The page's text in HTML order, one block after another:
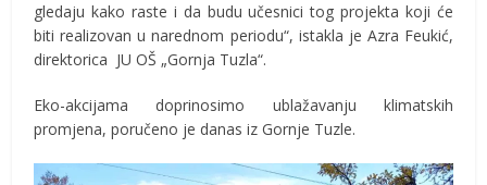
gledaju kako raste i da budu učesnici tog projekta koji će
biti realizovan u narednom periodu“, istakla je Azra Feukić,
direktorica JU OŠ „Gornja Tuzla“.
Eko-akcijama doprinosimo ublažavanju klimatskih
promjena, poručeno je danas iz Gornje Tuzle.